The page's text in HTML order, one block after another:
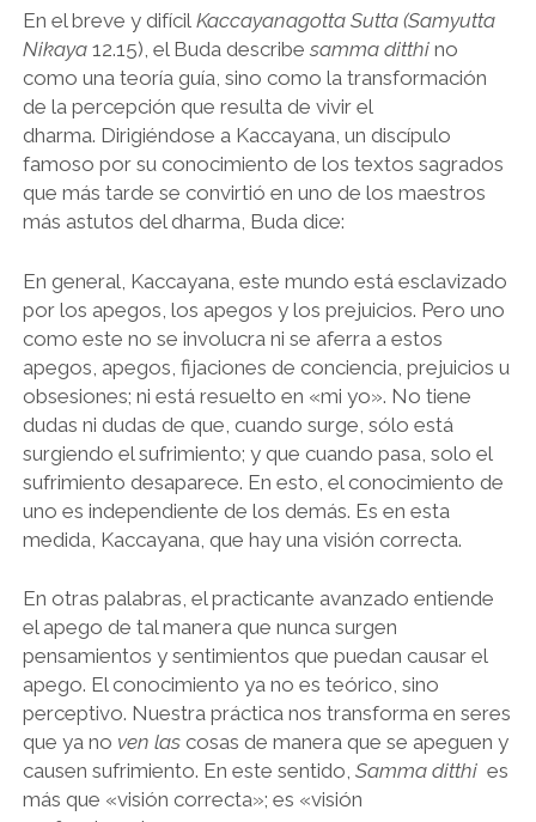
En el breve y difícil Kaccayanagotta Sutta (Samyutta
Nikaya12.15), el Buda describe samma ditthino
como una teoría guía, sino como la transformación
de la percepción que resulta de vivir el
dharma. Dirigiéndose a Kaccayana, un discípulo
famoso por su conocimiento de los textos sagrados
que más tarde se convirtió en uno de los maestros
más astutos del dharma, Buda dice:
En general, Kaccayana, este mundo está esclavizado
por los apegos, los apegos y los prejuicios. Pero uno
como este no se involucra ni se aferra a estos
apegos, apegos, fijaciones de conciencia, prejuicios u
obsesiones; ni está resuelto en «mi yo». No tiene
dudas ni dudas de que, cuando surge, sólo está
surgiendo el sufrimiento; y que cuando pasa, solo el
sufrimiento desaparece. En esto, el conocimiento de
uno es independiente de los demás. Es en esta
medida, Kaccayana, que hay una visión correcta.
En otras palabras, el practicante avanzado entiende
el apego de tal manera que nunca surgen
pensamientos y sentimientos que puedan causar el
apego. El conocimiento ya no es teórico, sino
perceptivo. Nuestra práctica nos transforma en seres
que ya no ven lascosas de manera que se apeguen y
causen sufrimiento. En este sentido, Samma ditthies
más que «visión correcta»; es «visión